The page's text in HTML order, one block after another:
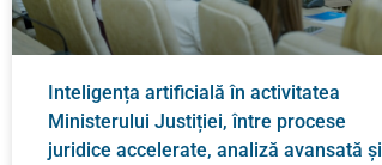
Inteligența artificială în activitatea
Ministerului Justiției, între procese
juridice accelerate, analiză avansată și